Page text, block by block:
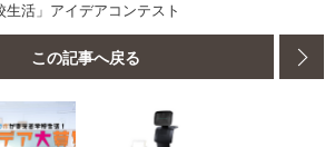
生活」アイデアコンテスト
この記事へ戻る